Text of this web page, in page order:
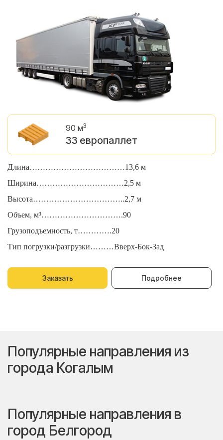
90 м3
33 европаллет
Длина………………………………13,6 м
Ширина……………………………2,5 м
Высота……………………………..2,7 м
Объем, м³………………………….90
Грузоподъемность, т………….20
Тип погрузки/разгрузки………Вверх-Бок-Зад
Заказать Подробнее
Популярные направления из
города Когалым
Популярные направления в
город Белгород